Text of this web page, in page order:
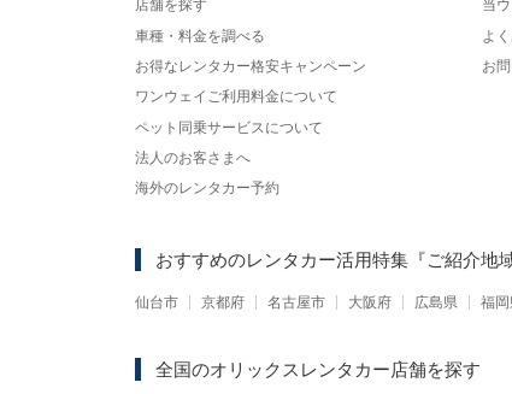
店舗を探す
車種・料金を調べる
お得なレンタカー格安キャンペーン
ワンウェイご利用料金について
ペット同乗サービスについて
法人のお客さまへ
海外のレンタカー予約
当
よ
お
おすすめのレンタカー活用特集 『ご紹介地
仙台市 京都府 名古屋市 大阪府 広島県 福
全国のオリックスレンタカー店舗を探す